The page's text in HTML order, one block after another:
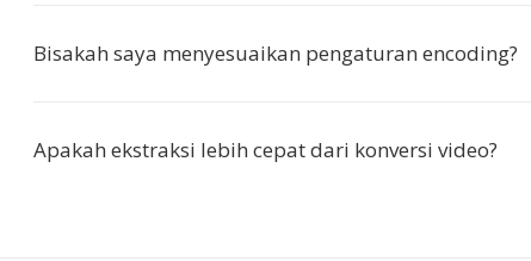
Bisakah saya menyesuaikan pengaturan encoding?
Apakah ekstraksi lebih cepat dari konversi video?